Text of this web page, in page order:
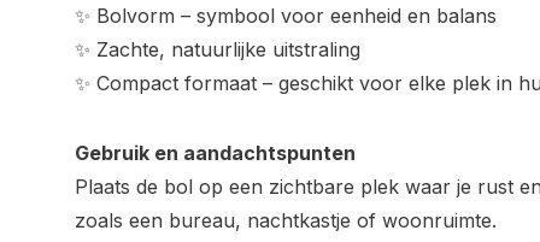
✨ Bolvorm – symbool voor eenheid en balans
✨ Zachte, natuurlijke uitstraling
✨ Compact formaat – geschikt voor elke plek in
Gebruik en aandachtspunten
Plaats de bol op een zichtbare plek waar je rust
zoals een bureau, nachtkastje of woonruimte.